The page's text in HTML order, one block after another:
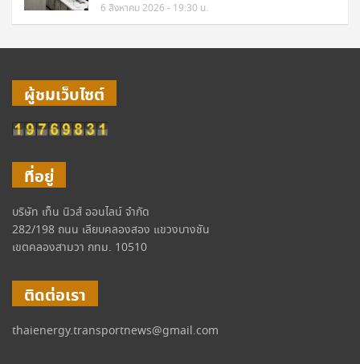
6 สิงหาคม 2026 - 19:30 น.
ผู้ชมเว็บไซต์
ที่อยู่
บริษัท เท็น นิวส์ ออนไลน์ จำกัด
282/198 ถนน เลียบคลองสอง แขวงบางชัน
เขตคลองสามวา กทม. 10510
ติดต่อเรา
thaienergy.transportnews@gmail.com